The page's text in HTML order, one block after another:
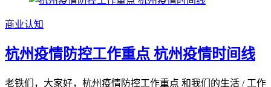
商业认知
杭州疫情防控工作重点 杭州疫情时间线
老铁们，大家好，杭州疫情防控工作重点 和我们的生活 / 工作